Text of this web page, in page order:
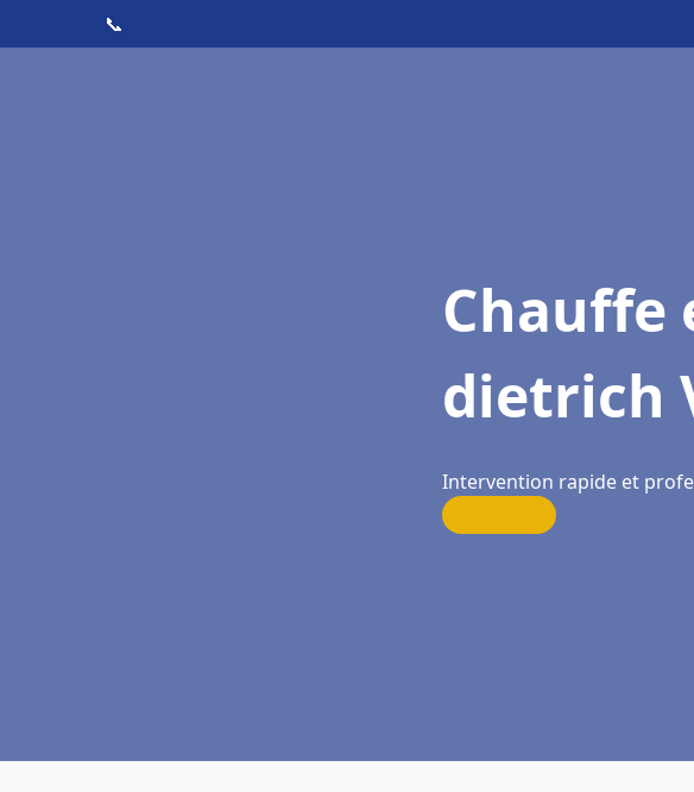
📞
Chauffe
dietrich
Intervention rapide et